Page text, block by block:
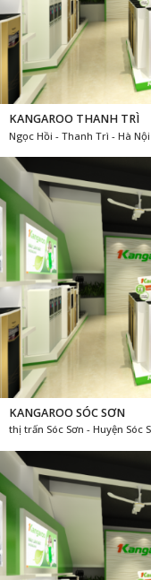
KANGAROO THANH TRÌ
Ngọc Hồi - Thanh Trì - Hà Nội
KANGAROO SÓC SƠN
thị trấn Sóc Sơn - Huyện Sóc